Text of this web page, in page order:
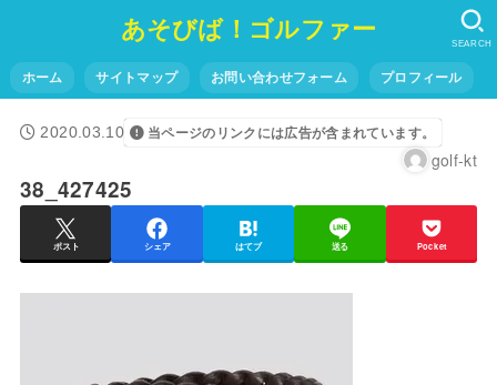
あそびば！ゴルファー
ホーム サイトマップ お問い合わせフォーム プロフィール
SEARCH
2020.03.10 当ページのリンクには広告が含まれています。
golf-kt
38_427425
ポスト シェア はてブ 送る Pocket